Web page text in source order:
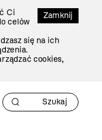
Zamknij
Ci
celów
się na ich
cookies,